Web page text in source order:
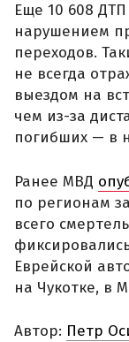
Еще 10 608
нарушением
переходов.
не всегда
выездом на
чем из-за
погибших — в
Ранее МВД
по регионам
всего
Еврейской
на Чукотке, в
Автор: Петр